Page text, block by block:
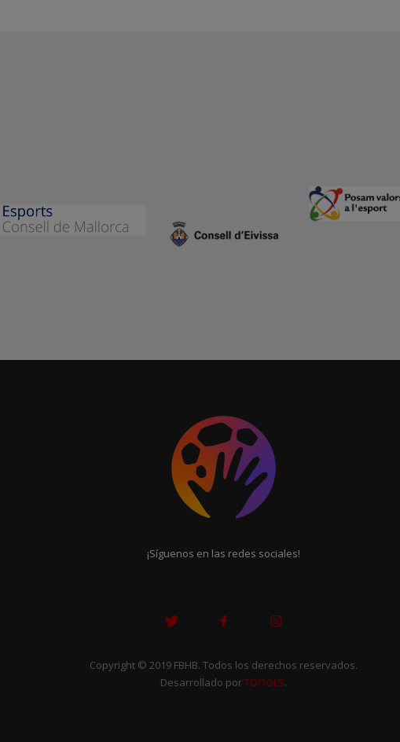
¡Síguenos en las redes sociales!
Copyright © 2019 FBHB. Todos los derechos reservados.
Desarrollado porTOOOLS.